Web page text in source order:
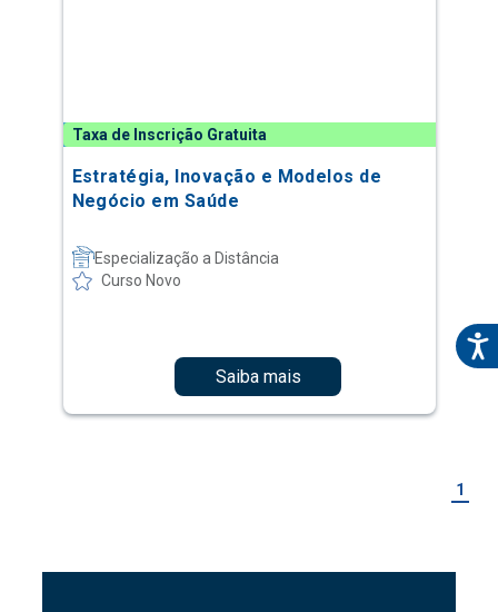
Taxa de Inscrição Gratuita
Estratégia, Inovação e Modelos de
Negócio em Saúde
Especialização a Distância
Curso Novo
Saiba mais
1